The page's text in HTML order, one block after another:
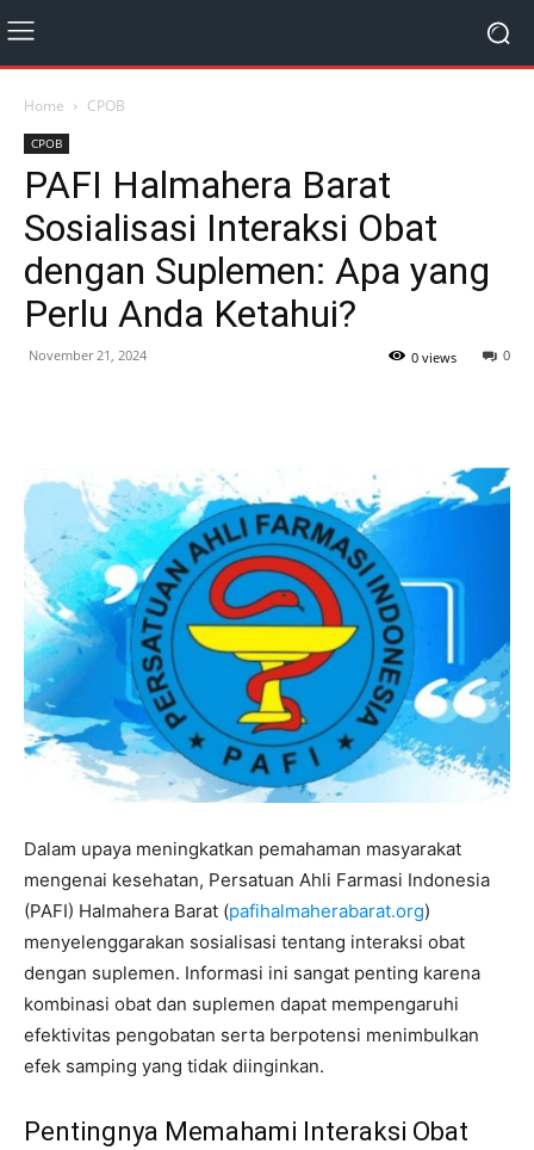
Home CPOB
CPOB
PAFI Halmahera Barat
Sosialisasi Interaksi Obat
dengan Suplemen: Apa yang
Perlu Anda Ketahui?
November 21, 2024 0
0 views
Dalam upaya meningkatkan pemahaman masyarakat
mengenai kesehatan, Persatuan Ahli Farmasi Indonesia
(PAFI) Halmahera Barat (pafihalmaherabarat.org)
menyelenggarakan sosialisasi tentang interaksi obat
dengan suplemen. Informasi ini sangat penting karena
kombinasi obat dan suplemen dapat mempengaruhi
efektivitas pengobatan serta berpotensi menimbulkan
efek samping yang tidak diinginkan.
Pentingnya Memahami Interaksi Obat